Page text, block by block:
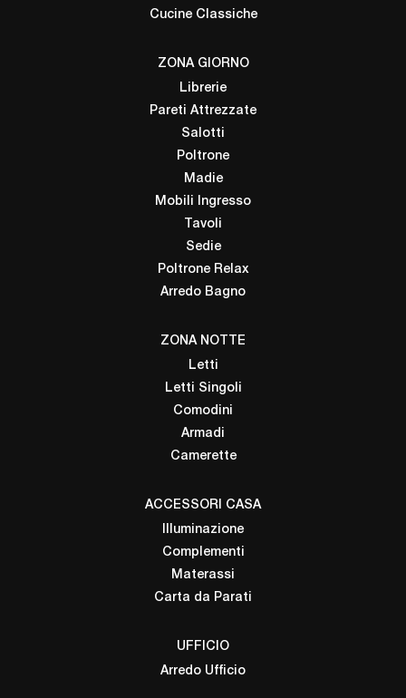
Cucine Classiche
ZONA GIORNO
Librerie
Pareti Attrezzate
Salotti
Poltrone
Madie
Mobili Ingresso
Tavoli
Sedie
Poltrone Relax
Arredo Bagno
ZONA NOTTE
Letti
Letti Singoli
Comodini
Armadi
Camerette
ACCESSORI CASA
Illuminazione
Complementi
Materassi
Carta da Parati
UFFICIO
Arredo Ufficio